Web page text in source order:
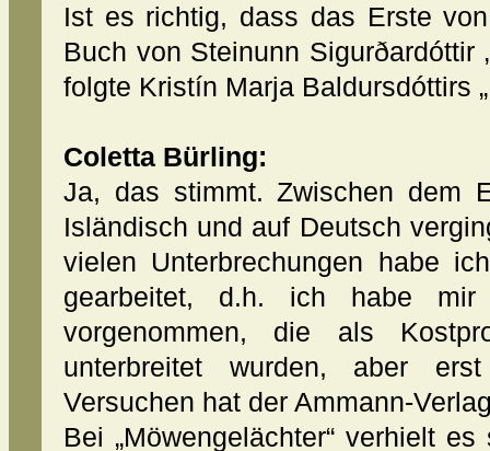
Ist es richtig, dass das Erste
Buch von Steinunn Sigurðardóttir
folgte Kristín Marja Baldursdóttirs
Coletta Bürling:
Ja, das stimmt. Zwischen dem
Isländisch und auf Deutsch
vielen Unterbrechungen habe
gearbeitet, d.h. ich habe mir
vorgenommen, die als
unterbreitet wurden, aber
Versuchen hat der Ammann-
Bei „Möwengelächter“ verhielt